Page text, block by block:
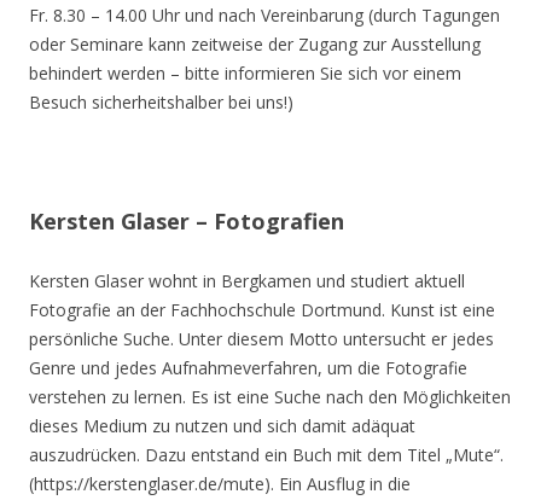
Fr. 8.30 – 14.00 Uhr und nach Vereinbarung (durch Tagungen
oder Seminare kann zeitweise der Zugang zur Ausstellung
behindert werden – bitte informieren Sie sich vor einem
Besuch sicherheitshalber bei uns!)
Kersten Glaser – Fotografien
Kersten Glaser wohnt in Bergkamen und studiert aktuell
Fotografie an der Fachhochschule Dortmund. Kunst ist eine
persönliche Suche. Unter diesem Motto untersucht er jedes
Genre und jedes Aufnahmeverfahren, um die Fotografie
verstehen zu lernen. Es ist eine Suche nach den Möglichkeiten
dieses Medium zu nutzen und sich damit adäquat
auszudrücken. Dazu entstand ein Buch mit dem Titel „Mute“.
(https://kerstenglaser.de/mute). Ein Ausflug in die